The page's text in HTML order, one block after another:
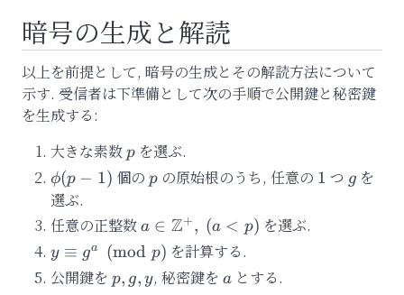
暗号の生成と解読
以上を前提として, 暗号の生成とその解読方法について
示す. 受信者は下準備として次の手順で公開鍵と秘密鍵
を生成する:
大きな素数p
p を選ぶ.
\phi(p-
1)
ϕ(p − 1) 個の p
pの原始根のうち, 任意の 1
1 つ g
g を
選ぶ.
任意の正整数a\in\mathbb{Z}^{+},\
(a < p)
a ∈ Z+, (a < p) を選ぶ.
y\equiv
g^a\pmod{p}
y ≡ ga (mod p) を計算する.
公開鍵を {p,
p, g, y, 秘密鍵を {a}
aとする.